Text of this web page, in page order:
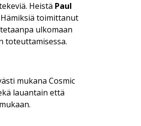
Heistä Paul
toimittanut
ulkomaan
toteuttamisessa.
mukana Cosmic
lauantain että